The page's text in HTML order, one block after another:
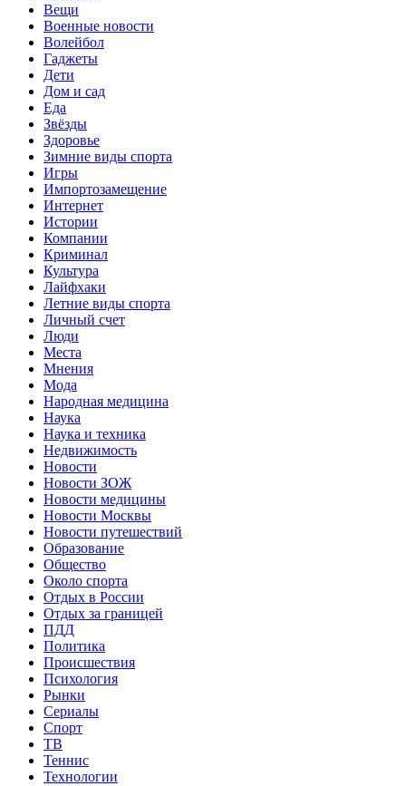
Вещи
Военные новости
Волейбол
Гаджеты
Дети
Дом и сад
Еда
Звёзды
Здоровье
Зимние виды спорта
Игры
Импортозамещение
Интернет
Истории
Компании
Криминал
Культура
Лайфхаки
Летние виды спорта
Личный счет
Люди
Места
Мнения
Мода
Народная медицина
Наука
Наука и техника
Недвижимость
Новости
Новости ЗОЖ
Новости медицины
Новости Москвы
Новости путешествий
Образование
Общество
Около спорта
Отдых в России
Отдых за границей
ПДД
Политика
Происшествия
Психология
Рынки
Сериалы
Спорт
ТВ
Теннис
Технологии